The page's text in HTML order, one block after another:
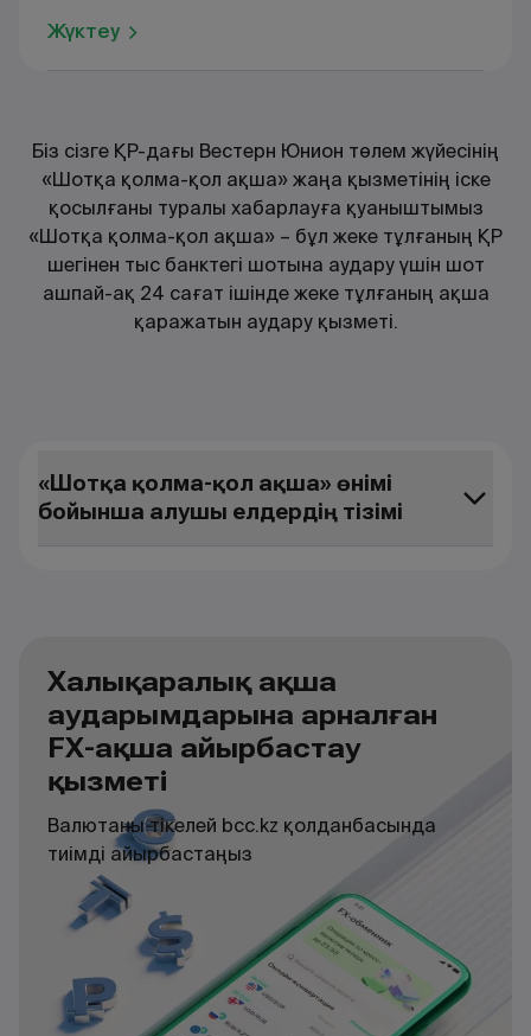
Жүктеу
Біз сізге ҚР-дағы Вестерн Юнион төлем жүйесінің
«Шотқа қолма-қол ақша» жаңа қызметінің іске
қосылғаны туралы хабарлауға қуаныштымыз
«Шотқа қолма-қол ақша» – бұл жеке тұлғаның ҚР
шегінен тыс банктегі шотына аудару үшін шот
ашпай-ақ 24 сағат ішінде жеке тұлғаның ақша
қаражатын аудару қызметі.
«Шотқа қолма-қол ақша» өнімі
бойынша алушы елдердің тізімі
Халықаралық ақша
аударымдарына арналған
FX-ақша айырбастау
қызметі
Валютаны тікелей bcc.kz қолданбасында
тиімді айырбастаңыз